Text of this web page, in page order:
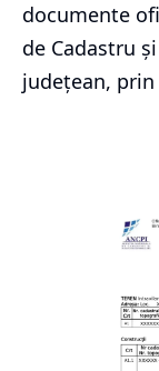
documente
de Cadastru
județean,